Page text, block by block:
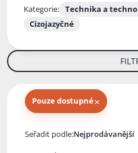
Kategorie: Technika a
Cizojazyčné
Pouze dostupné×
Seřadit podle: